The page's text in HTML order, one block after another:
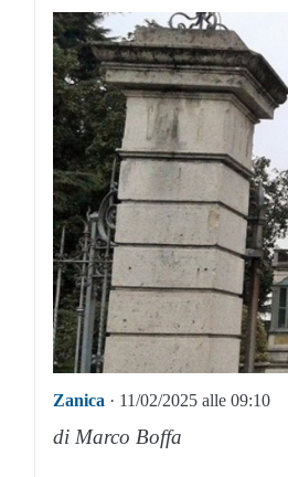
Zanica · 11/02/2025 alle 09:10
di Marco Boffa